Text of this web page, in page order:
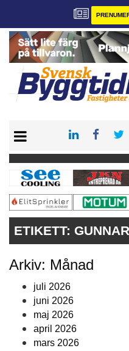
PRENUMERERA
VÅRA ANDRA MAGASIN
ANNONSERA
KONTAKT
ETIKETT:
Arkiv: Månad
juli 2026
juni 2026
maj 2026
april 2026
mars 2026